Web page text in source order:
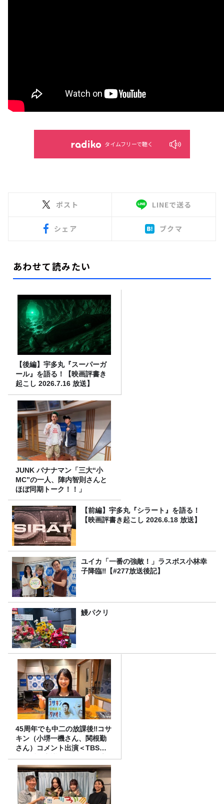
タイムフリーで聴く
ポスト LINEで送る
シェア ブクマ
あわせて読みたい
【後編】宇多丸『スーパーガ
ール』を語る！【映画評書き
起こし 2026.7.16 放送】
JUNK バナナマン「三大“小
MC”の一人、陣内智則さんと
ほぼ同期トーク！！」
【前編】宇多丸『シラート』を語る！
【映画評書き起こし 2026.6.18 放送】
ユイカ「一番の強敵！」ラスボス小林幸
子降臨‼【#277放送後記】
鰻パクリ
45周年でも中二の放課後‼コサ
キン（小堺一機さん、関根勤
さん）コメント出演＜TBSラ
ジオ番組審議会からのご報告
＞